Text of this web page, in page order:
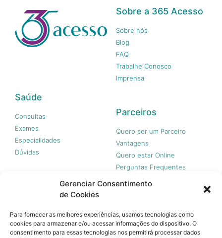
Gerenciar Consentimento
de Cookies
Para fornecer as melhores experiências, usamos tecnologias como
cookies para armazenar e/ou acessar informações do dispositivo. O
consentimento para essas tecnologias nos permitirá processar dados
Sobre a 365 Acesso
Sobre nós
Blog
FAQ
Trabalhe Conosco
Imprensa
Saúde
Consultas
Exames
Especialidades
Dúvidas
Parceiros
Quero ser um Parceiro
Vantagens
Quero estar Online
Perguntas Frequentes